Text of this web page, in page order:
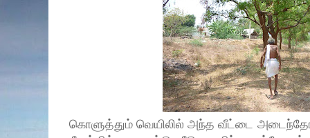
கொளுத்தும் வெயிலில் அந்த வீட்டை